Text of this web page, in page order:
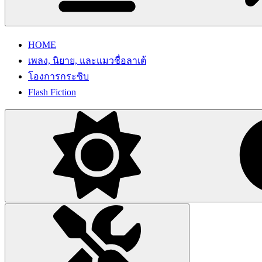
HOME
เพลง, นิยาย, และแมวชื่อลาเต้
โองการกระซิบ
Flash Fiction